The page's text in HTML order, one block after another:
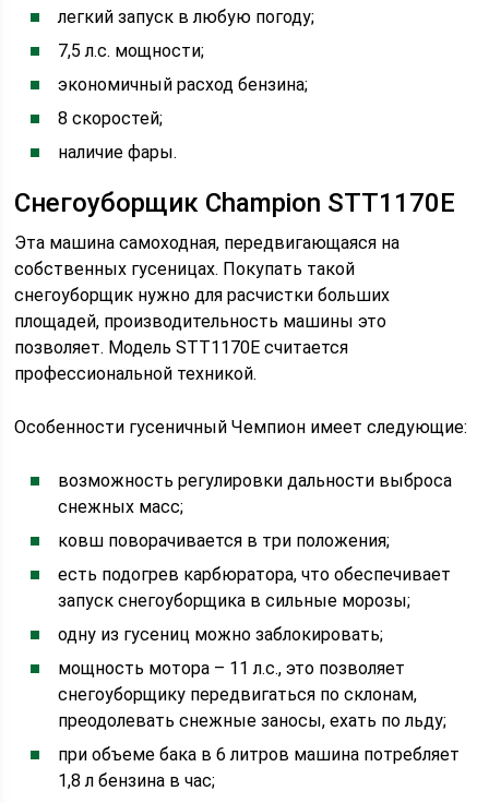
легкий запуск в любую погоду;
7,5 л.с. мощности;
экономичный расход бензина;
8 скоростей;
наличие фары.
Снегоуборщик Champion STT1170E
Эта машина самоходная, передвигающаяся на
собственных гусеницах. Покупать такой
снегоуборщик нужно для расчистки больших
площадей, производительность машины это
позволяет. Модель STT1170E считается
профессиональной техникой.
Особенности гусеничный Чемпион имеет следующие:
возможность регулировки дальности выброса
снежных масс;
ковш поворачивается в три положения;
есть подогрев карбюратора, что обеспечивает
запуск снегоуборщика в сильные морозы;
одну из гусениц можно заблокировать;
мощность мотора – 11 л.с., это позволяет
снегоуборщику передвигаться по склонам,
преодолевать снежные заносы, ехать по льду;
при объеме бака в 6 литров машина потребляет
1,8 л бензина в час;